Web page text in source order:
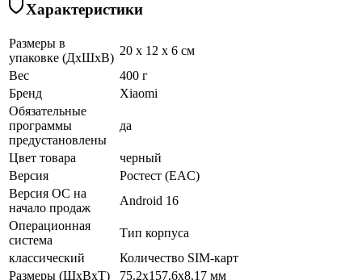
Характеристики
Размеры в
упаковке (ДхШхВ)
20 x 12 x 6 см
Вес
400 г
Бренд
Xiaomi
Обязательные
программы
предустановлены
да
Цвет товара
черный
Версия
Ростест (EAC)
Версия ОС на
начало продаж
Android 16
Операционная
система
Тип корпуса
классический
Количество SIM-карт
Размеры (ШxВxТ)
75.2x157.6x8.17 мм